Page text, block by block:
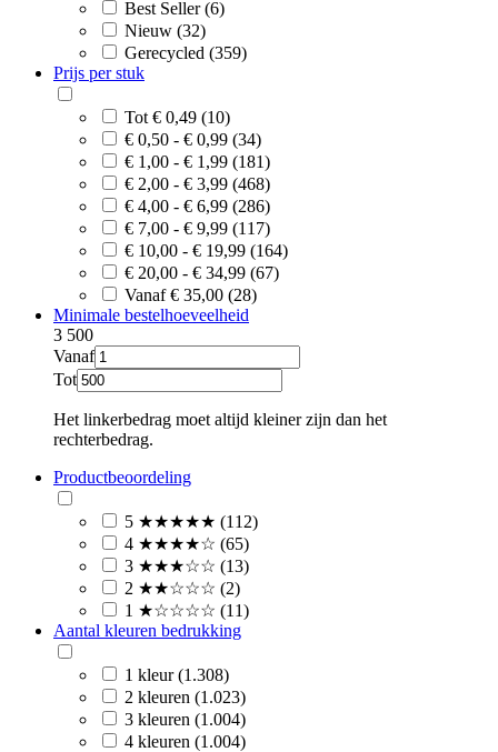
Best Seller (6)
Nieuw (32)
Gerecycled (359)
Prijs per stuk
Tot € 0,49 (10)
€ 0,50 - € 0,99 (34)
€ 1,00 - € 1,99 (181)
€ 2,00 - € 3,99 (468)
€ 4,00 - € 6,99 (286)
€ 7,00 - € 9,99 (117)
€ 10,00 - € 19,99 (164)
€ 20,00 - € 34,99 (67)
Vanaf € 35,00 (28)
Minimale bestelhoeveelheid
3 500
Vanaf
Tot
Het linkerbedrag moet altijd kleiner zijn dan het
rechterbedrag.
Productbeoordeling
5 ★★★★★ (112)
4 ★★★★☆ (65)
3 ★★★☆☆ (13)
2 ★★☆☆☆ (2)
1 ★☆☆☆☆ (11)
Aantal kleuren bedrukking
1 kleur (1.308)
2 kleuren (1.023)
3 kleuren (1.004)
4 kleuren (1.004)